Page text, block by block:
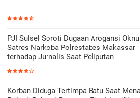
PJI Sulsel Soroti Dugaan Arogansi
Satres Narkoba Polrestabes Makassar
terhadap Jurnalis Saat Peliputan
Korban Diduga Tertimpa Batu Saat